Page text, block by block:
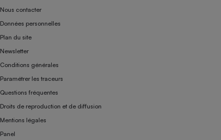
Nous contacter
Données personnelles
Plan du site
Newsletter
Conditions générales
Paramétrer les traceurs
Questions fréquentes
Droits de reproduction et de diffusion
Mentions légales
Panel